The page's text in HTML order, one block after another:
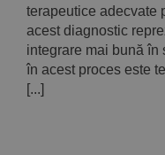
terapeutice adecvate
acest diagnostic
integrare mai bună în
în acest proces este
[...]